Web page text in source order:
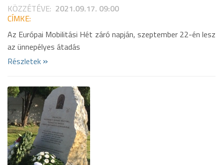
KÖZZÉTÉVE: 2021.09.17. 09:00
CÍMKE:
Az Európai Mobilitási Hét záró napján, szeptember 22-én lesz
az ünnepélyes átadás
Részletek »